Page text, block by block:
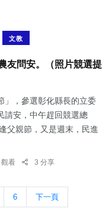
文教
友問安。（照片競選提
」，參選彰化縣長的立委
請安，中午趕回競選總
父親節，又是週末，民進
看 3 分享
6 下一頁